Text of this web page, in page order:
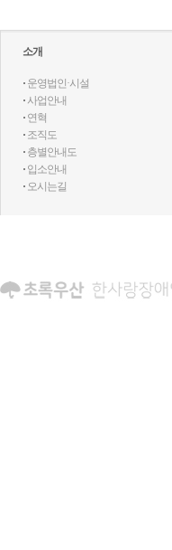
소개
· 운영법인·시설
· 사업안내
· 연혁
· 조직도
· 층별안내도
· 입소안내
· 오시는길